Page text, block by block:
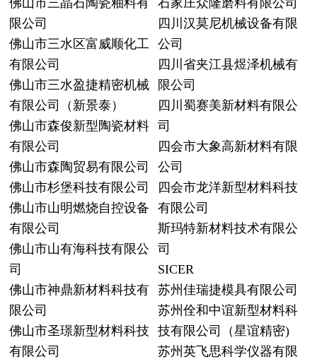
佛山市三晶石陶瓷釉料有
限公司
佛山市三水区富威顺化工
有限公司
佛山市三水盈捷精密机械
有限公司（新景泰）
佛山市森俊新型陶瓷材料
有限公司
佛山市森陶贸易有限公司
佛山市杉堡科技有限公司
佛山市山明燃烧自控设备
有限公司
佛山市山有海科技有限公
司
佛山市神鼎新材料科技有
限公司
佛山市圣璟新型材料科技
有限公司
石家庄众隆磨料有限公司
四川汉莫尼机械设备有限
公司
四川省夹江县煜泽机械有
限公司
四川蜀赛美新材料有限公
司
四会市大象高新材料有限
公司
四会市龙洋新型材料科技
有限公司
斯玛特新材料技术有限公
司
SICER
苏州佳瑞捷模具有限公司
苏州佺和中谊新型材料科
技有限公司（星谊精密)
苏州英飞思科学仪器有限